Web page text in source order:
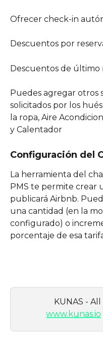
Ofrecer check-in
Descuentos por
Descuentos de último
Puedes agregar otros
solicitados por los
la ropa, Aire
y Calentador
Configuración del
La herramienta del
PMS te permite crear
publicará Airbnb.
una cantidad (en la
configurado) o
porcentaje de esa
KUNAS -
www.kunas.io